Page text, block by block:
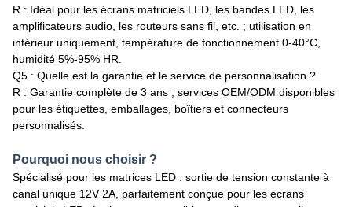
R : Idéal pour les écrans matriciels LED, les bandes LED, les
amplificateurs audio, les routeurs sans fil, etc. ; utilisation en
intérieur uniquement, température de fonctionnement 0-40°C,
humidité 5%-95% HR.​
Q5 : Quelle est la garantie et le service de personnalisation ?
R : Garantie complète de 3 ans ; services OEM/ODM disponibles
pour les étiquettes, emballages, boîtiers et connecteurs
personnalisés.
Pourquoi nous choisir ?
Spécialisé pour les matrices LED : sortie de tension constante à
canal unique 12V 2A, parfaitement conçue pour les écrans